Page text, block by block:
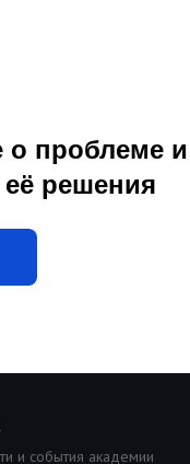
проблеме
её решения
и события академии